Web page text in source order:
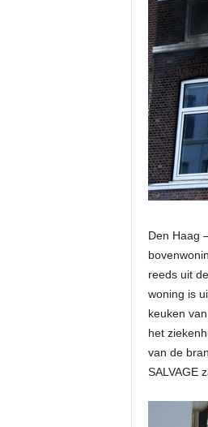
Den Haag
reeds uit
woning is
keuken
het
van de
SALVAGE